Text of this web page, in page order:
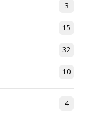
3
15
32
10
4